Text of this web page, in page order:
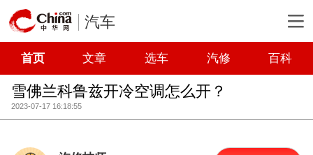
汽车
首页 文章 选车 汽修 百科
雪佛兰科鲁兹开冷空调怎么开？
2023-07-17 16:18:55